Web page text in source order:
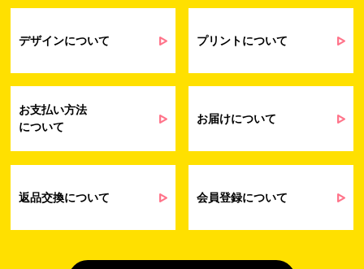
会員管理業務
契約・請求等の一連の手続きのため
提供するサービス（サポート業務を含む）
は営業およびマーケティング活動（セミナ
ターなど）に関連する情報を、電子メー
問い合わせへの対応のため
た場合のご対応のため
デザインについて プリントについて
お支払い方法
について
お届けについて
返品交換について 会員登録について